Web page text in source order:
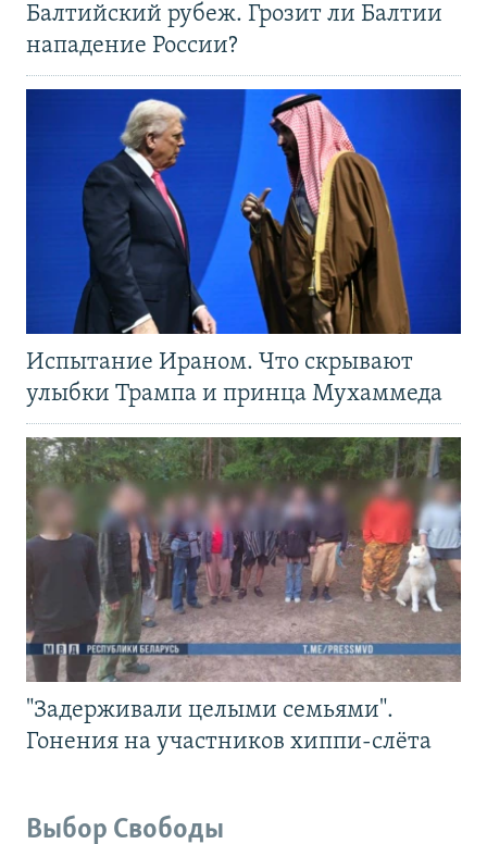
Балтийский рубеж. Грозит ли Балтии
нападение России?
Испытание Ираном. Что скрывают
улыбки Трампа и принца Мухаммеда
"Задерживали целыми семьями".
Гонения на участников хиппи-слёта
Выбор Свободы